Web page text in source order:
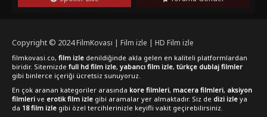
Copyright © 2024FilmKovası | Film izle | HD Film izle
filmkovasi.co, film izle denildiğinde akla gelen en kaliteli platformlardan
biridir. Sitemizde full hd film izle, yabancı film izle, türkçe dublaj filmler
gibi binlerce içeriği ücretsiz sunuyoruz.
En çok aranan kategoriler arasında kore filmleri, macera filmleri, aksiyon
filmleri ve erotik film izle gibi aramalar yer almaktadır. Siz de dizi izle ya
da 18 film izle gibi özel tercihlerinizle keyifli vakit geçirebilirsiniz.